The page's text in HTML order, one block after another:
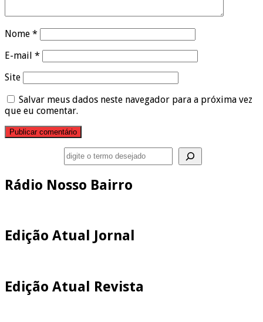
Nome *
E-mail *
Site
Salvar meus dados neste navegador para a próxima vez
que eu comentar.
Rádio Nosso Bairro
Edição Atual Jornal
Edição Atual Revista